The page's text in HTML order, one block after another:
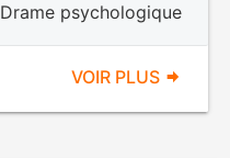
Drame psychologique
VOIR PLUS